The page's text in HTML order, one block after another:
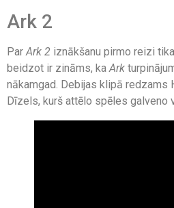
Ark 2
Par Ark 2 iznākšanu pirmo reizi
beidzot ir zināms, ka Ark
nākamgad. Debijas klipā redzams
Dīzels, kurš attēlo spēles galveno